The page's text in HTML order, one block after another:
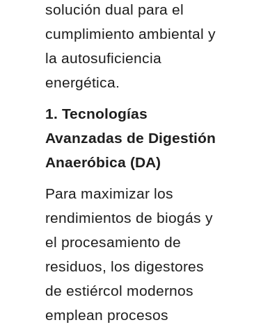
solución dual para el
cumplimiento ambiental y
la autosuficiencia
energética.
1. Tecnologías
Avanzadas de Digestión
Anaeróbica (DA)
Para maximizar los
rendimientos de biogás y
el procesamiento de
residuos, los digestores
de estiércol modernos
emplean procesos